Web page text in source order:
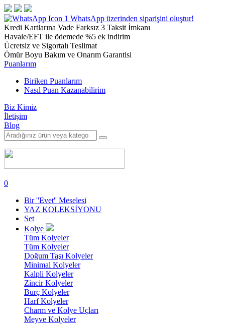
1 WhatsApp üzerinden siparişini oluştur!
Kredi Kartlarına Vade Farksız 3 Taksit İmkanı
Havale/EFT ile ödemede %5 ek indirim
Ücretsiz ve Sigortalı Teslimat
Ömür Boyu Bakım ve Onarım Garantisi
Puanlarım
Biriken Puanlarım
Nasıl Puan Kazanabilirim
Biz Kimiz
İletişim
Blog
0
Bir ''Evet'' Meselesi
YAZ KOLEKSİYONU
Set
Kolye
Tüm Kolyeler
Tüm Kolyeler
Doğum Taşı Kolyeler
Minimal Kolyeler
Kalpli Kolyeler
Zincir Kolyeler
Burç Kolyeler
Harf Kolyeler
Charm ve Kolye Uçları
Meyve Kolyeler